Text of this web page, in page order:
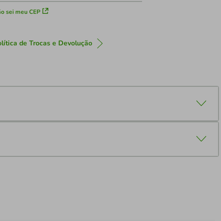
sei meu CEP
de Trocas e Devolução